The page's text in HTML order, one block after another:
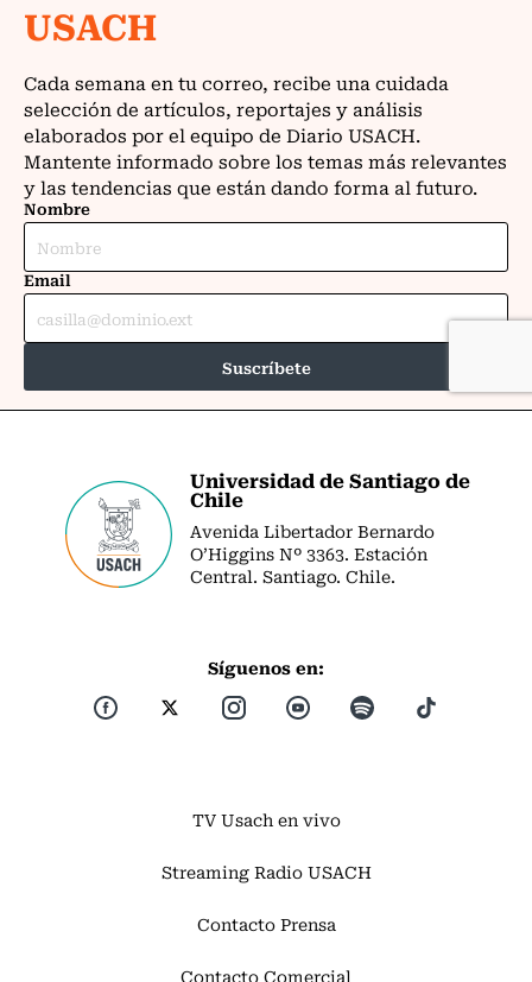
Universidad de Santiago de
Chile
Avenida Libertador Bernardo
O’Higgins Nº 3363. Estación
Central. Santiago. Chile.
Síguenos en:
TV Usach en vivo
Streaming Radio USACH
Contacto Prensa
Contacto Comercial